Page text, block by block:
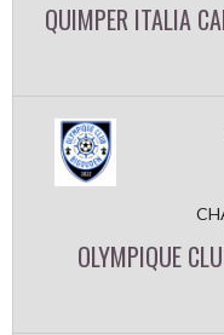
QUIMPER ITALIA
OLYMPIQUE